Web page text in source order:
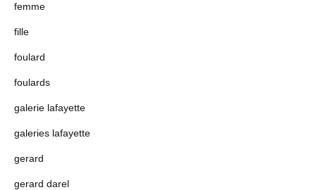
femme
fille
foulard
foulards
galerie lafayette
galeries lafayette
gerard
gerard darel